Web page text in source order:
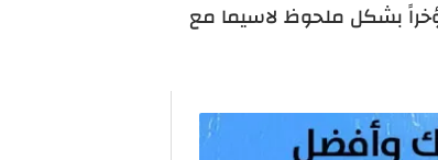
بشكل ملحوظ لاسيما مع